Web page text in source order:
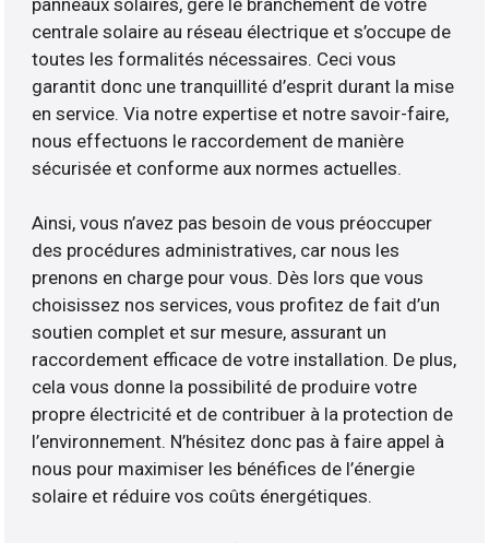
panneaux solaires, gère le branchement de votre
centrale solaire au réseau électrique et s’occupe de
toutes les formalités nécessaires. Ceci vous
garantit donc une tranquillité d’esprit durant la mise
en service. Via notre expertise et notre savoir-faire,
nous effectuons le raccordement de manière
sécurisée et conforme aux normes actuelles.
Ainsi, vous n’avez pas besoin de vous préoccuper
des procédures administratives, car nous les
prenons en charge pour vous. Dès lors que vous
choisissez nos services, vous profitez de fait d’un
soutien complet et sur mesure, assurant un
raccordement efficace de votre installation. De plus,
cela vous donne la possibilité de produire votre
propre électricité et de contribuer à la protection de
l’environnement. N’hésitez donc pas à faire appel à
nous pour maximiser les bénéfices de l’énergie
solaire et réduire vos coûts énergétiques.